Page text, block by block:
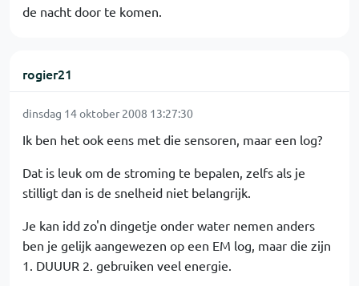
de nacht door te komen.
rogier21
dinsdag 14 oktober 2008 13:27:30
Ik ben het ook eens met die sensoren, maar een log?
Dat is leuk om de stroming te bepalen, zelfs als je
stilligt dan is de snelheid niet belangrijk.
Je kan idd zo'n dingetje onder water nemen anders
ben je gelijk aangewezen op een EM log, maar die zijn
1. DUUUR 2. gebruiken veel energie.